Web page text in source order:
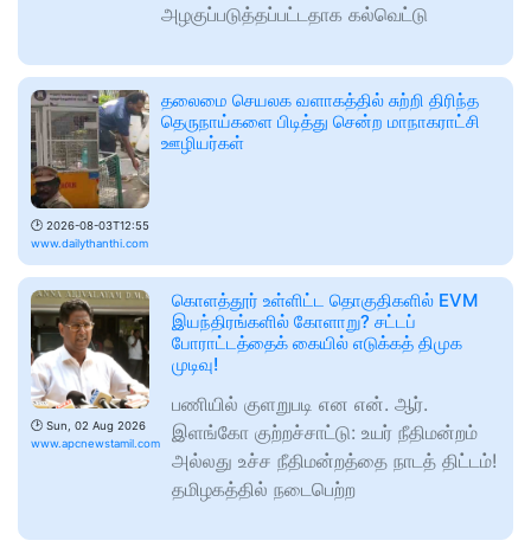
அழகுப்படுத்தப்பட்டதாக கல்வெட்டு
🕑 2026-08-03T12:55
www.dailythanthi.com
தலைமை செயலக வளாகத்தில் சுற்றி திரிந்த
தெருநாய்களை பிடித்து சென்ற மாநாகராட்சி
ஊழியர்கள்
🕑 Sun, 02 Aug 2026
www.apcnewstamil.com
கொளத்தூர் உள்ளிட்ட தொகுதிகளில் EVM
இயந்திரங்களில் கோளாறு? சட்டப்
போராட்டத்தைக் கையில் எடுக்கத் திமுக
முடிவு!
பணியில் குளறுபடி என என். ஆர்.
இளங்கோ குற்றச்சாட்டு: உயர் நீதிமன்றம்
அல்லது உச்ச நீதிமன்றத்தை நாடத் திட்டம்!
தமிழகத்தில் நடைபெற்ற